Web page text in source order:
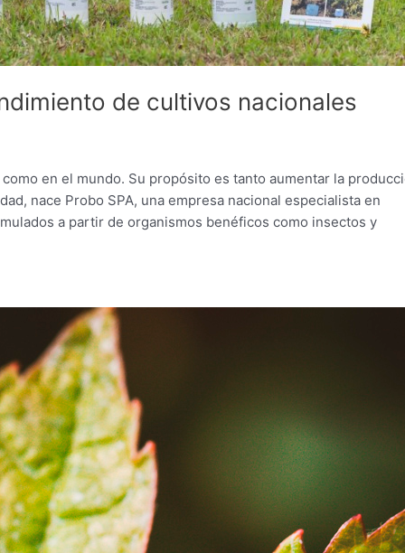
de cultivos nacionales
en el mundo. Su propósito es tanto aumentar la
nace Probo SPA, una empresa nacional especialista en
a partir de organismos benéficos como insectos y